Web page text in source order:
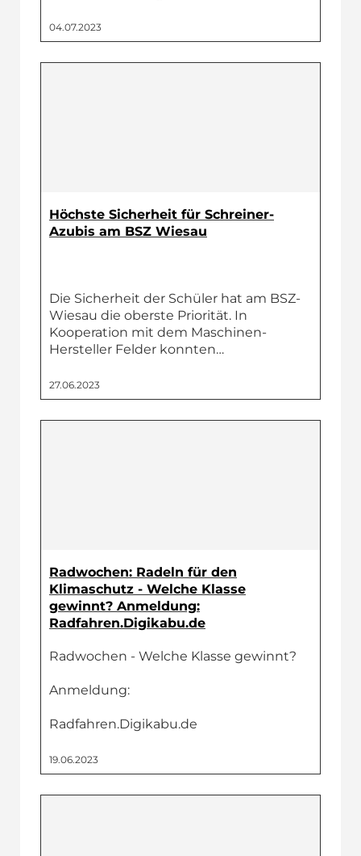
04.07.2023
Höchste Sicherheit für Schreiner-
Azubis am BSZ Wiesau
Die Sicherheit der Schüler hat am BSZ-
Wiesau die oberste Priorität. In
Kooperation mit dem Maschinen-
Hersteller Felder konnten…
27.06.2023
Radwochen: Radeln für den
Klimaschutz - Welche Klasse
gewinnt? Anmeldung:
Radfahren.Digikabu.de
Radwochen - Welche Klasse gewinnt?
Anmeldung:
Radfahren.Digikabu.de
19.06.2023